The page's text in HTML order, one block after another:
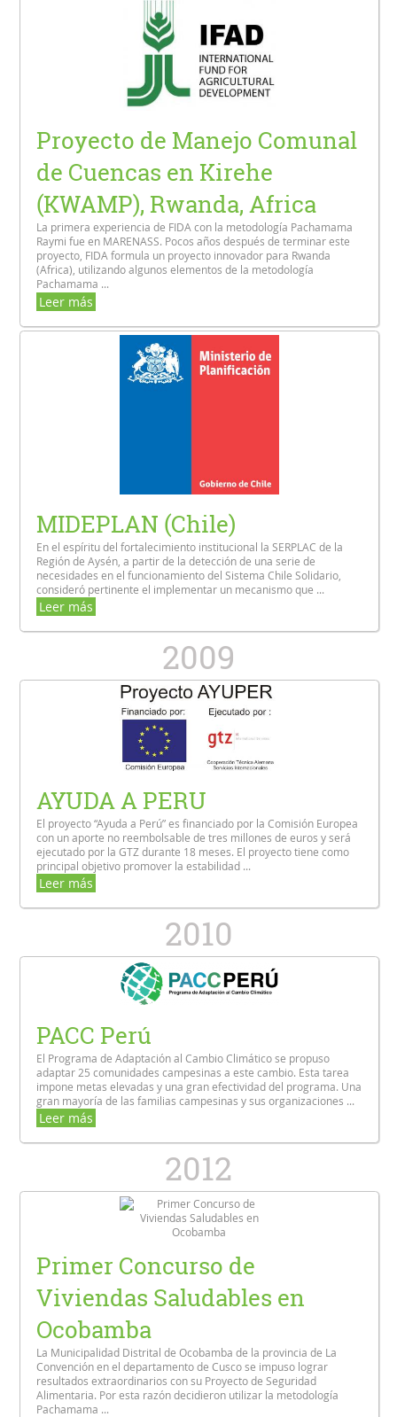
Proyecto de Manejo Comunal
de Cuencas en Kirehe
(KWAMP), Rwanda, Africa
La primera experiencia de FIDA con la metodología Pachamama
Raymi fue en MARENASS. Pocos años después de terminar este
proyecto, FIDA formula un proyecto innovador para Rwanda
(Africa), utilizando algunos elementos de la metodología
Pachamama ...
Leer más
MIDEPLAN (Chile)
En el espíritu del fortalecimiento institucional la SERPLAC de la
Región de Aysén, a partir de la detección de una serie de
necesidades en el funcionamiento del Sistema Chile Solidario,
consideró pertinente el implementar un mecanismo que ...
Leer más
2009
AYUDA A PERU
El proyecto “Ayuda a Perú” es financiado por la Comisión Europea
con un aporte no reembolsable de tres millones de euros y será
ejecutado por la GTZ durante 18 meses. El proyecto tiene como
principal objetivo promover la estabilidad ...
Leer más
2010
PACC Perú
El Programa de Adaptación al Cambio Climático se propuso
adaptar 25 comunidades campesinas a este cambio. Esta tarea
impone metas elevadas y una gran efectividad del programa. Una
gran mayoría de las familias campesinas y sus organizaciones ...
Leer más
2012
Primer Concurso de
Viviendas Saludables en
Ocobamba
La Municipalidad Distrital de Ocobamba de la provincia de La
Convención en el departamento de Cusco se impuso lograr
resultados extraordinarios con su Proyecto de Seguridad
Alimentaria. Por esta razón decidieron utilizar la metodología
Pachamama ...